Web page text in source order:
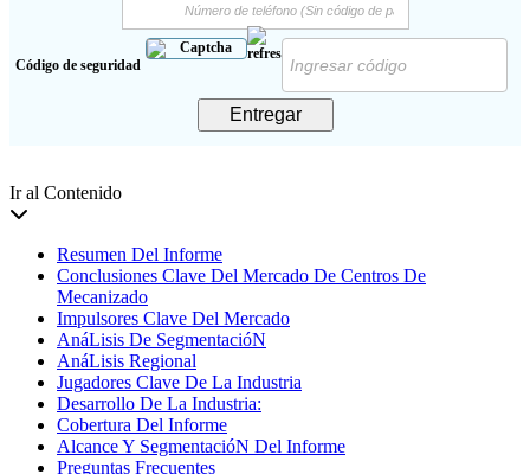
Código de seguridad
Entregar
Ir al Contenido
Resumen Del Informe
Conclusiones Clave Del Mercado De Centros De
Mecanizado
Impulsores Clave Del Mercado
AnáLisis De SegmentacióN
AnáLisis Regional
Jugadores Clave De La Industria
Desarrollo De La Industria:
Cobertura Del Informe
Alcance Y SegmentacióN Del Informe
Preguntas Frecuentes